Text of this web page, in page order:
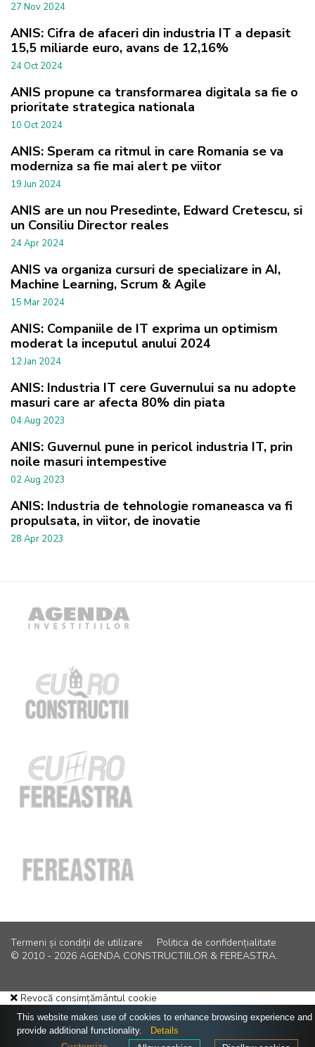
27 Nov 2024
ANIS: Cifra de afaceri din industria IT a depasit
15,5 miliarde euro, avans de 12,16%
24 Oct 2024
ANIS propune ca transformarea digitala sa fie o
prioritate strategica nationala
10 Oct 2024
ANIS: Speram ca ritmul in care Romania se va
moderniza sa fie mai alert pe viitor
19 Jun 2024
ANIS are un nou Presedinte, Edward Cretescu, si
un Consiliu Director reales
24 Apr 2024
ANIS va organiza cursuri de specializare in AI,
Machine Learning, Scrum & Agile
15 Mar 2024
ANIS: Companiile de IT exprima un optimism
moderat la inceputul anului 2024
12 Jan 2024
ANIS: Industria IT cere Guvernului sa nu adopte
masuri care ar afecta 80% din piata
04 Aug 2023
ANIS: Guvernul pune in pericol industria IT, prin
noile masuri intempestive
02 Aug 2023
ANIS: Industria de tehnologie romaneasca va fi
propulsata, in viitor, de inovatie
28 Apr 2023
Termeni și condiții de utilizare
Politica de confidențialitate
© 2010 - 2026 AGENDA CONSTRUCTIILOR & FEREASTRA.
Revocă consimțământul cookie
This website makes use of cookies to enhance browsing experience and
provide additional functionality.
Details